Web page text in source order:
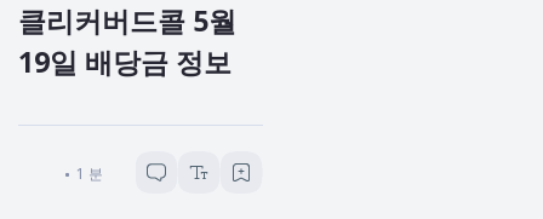
클리커버드콜 5월
19일 배당금 정보
리카수니
1 분 소요